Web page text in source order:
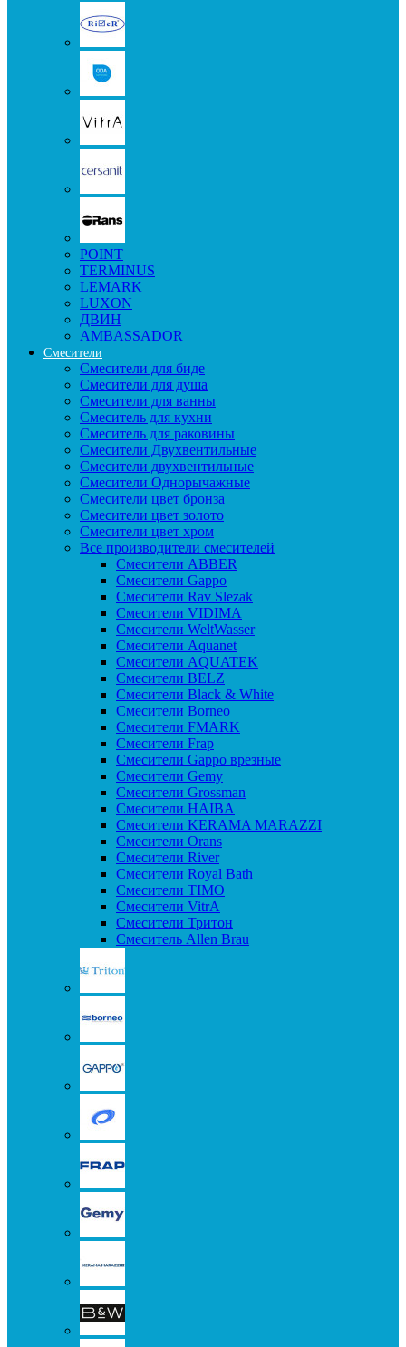
POINT
TERMINUS
LEMARK
LUXON
ДВИН
AMBASSADOR
Смесители
Смесители для биде
Смесители для душа
Смесители для ванны
Смеситель для кухни
Смеситель для раковины
Смесители Двухвентильные
Смесители двухвентильные
Смесители Однорычажные
Смесители цвет бронза
Смесители цвет золото
Смесители цвет хром
Все производители смесителей
Cмесители ABBER
Cмесители Gappo
Cмесители Rav Slezak
Cмесители VIDIMA
Cмесители WeltWasser
Смесители Aquanet
Смесители AQUATEK
Смесители BELZ
Смесители Black & White
Смесители Borneo
Смесители FMARK
Смесители Frap
Смесители Gappo врезные
Смесители Gemy
Смесители Grossman
Смесители HAIBA
Смесители KERAMA MARAZZI
Смесители Orans
Смесители River
Смесители Royal Bath
Смесители TIMO
Смесители VitrA
Смесители Тритон
Смеситель Allen Brau